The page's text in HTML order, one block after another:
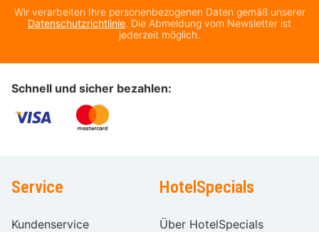
Wir verarbeiten Ihre personenbezogenen Daten gemäß unserer
Datenschutzrichtlinie. Die Abmeldung vom Newsletter ist
jederzeit möglich.
Schnell und sicher bezahlen:
Service
Kundenservice
HotelSpecials
Über HotelSpecials